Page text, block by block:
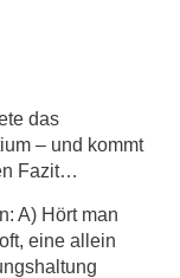
das
– und kommt
Fazit…
A) Hört man
eine allein